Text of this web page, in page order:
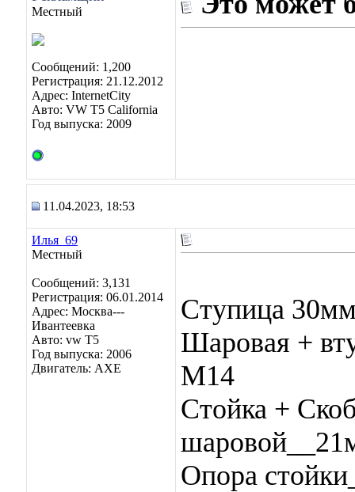
Местный
Сообщений: 1,200
Регистрация: 21.12.2012
Адрес: InternetCity
Авто: VW T5 California
Год выпуска: 2009
11.04.2023, 18:53
Илья_69
Местный
Сообщений: 3,131
Регистрация: 06.01.2014
Адрес: Москва---
Ивантеевка
Авто: vw T5
Год выпуска: 2006
Двигатель: AXE
Ступица
Шаровая +
М14
Стойка +
Опора